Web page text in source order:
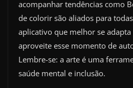
acompanhar tendências como
de colorir são aliados para
aplicativo que melhor se
aproveite esse momento de
Lembre-se: a arte é uma
saúde mental e inclusão.